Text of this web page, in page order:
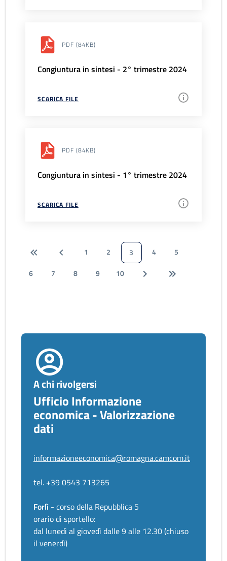
PDF (84KB)
Congiuntura in sintesi - 2° trimestre 2024
SCARICA FILE
PDF (84KB)
Congiuntura in sintesi - 1° trimestre 2024
SCARICA FILE
1 2 3 4
5
6
7 8 9 10
A chi rivolgersi
Ufficio Informazione
economica - Valorizzazione
dati
informazioneeconomica@romagna.camcom.it
tel. +39 0543 713265
Forlì - corso della Repubblica 5
orario di sportello:
dal lunedì al giovedì dalle 9 alle 12.30 (chiuso
il venerdì)